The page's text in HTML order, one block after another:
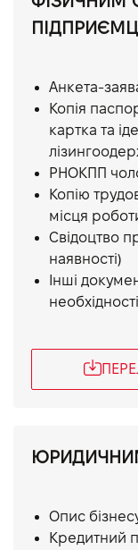
Анкета-
Копія
картка та
РНОКПП
Копію
місця
Свідоцтво
наявності)
Інші
Опис
Кредитний